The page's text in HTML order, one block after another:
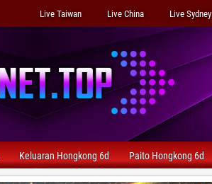
Live Taiwan Live China Live Sydney
Keluaran Hongkong 6d Paito Hongkong 6d